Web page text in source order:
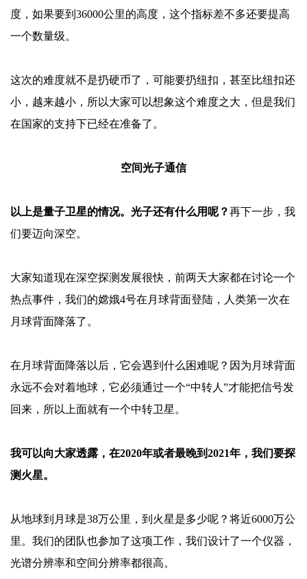
度，如果要到36000公里的高度，这个指标差不多还要提高
一个数量级。
这次的难度就不是扔硬币了，可能要扔纽扣，甚至比纽扣还
小，越来越小，所以大家可以想象这个难度之大，但是我们
在国家的支持下已经在准备了。
空间光子通信
以上是量子卫星的情况。光子还有什么用呢？再下一步，我
们要迈向深空。
大家知道现在深空探测发展很快，前两天大家都在讨论一个
热点事件，我们的嫦娥4号在月球背面登陆，人类第一次在
月球背面降落了。
在月球背面降落以后，它会遇到什么困难呢？因为月球背面
永远不会对着地球，它必须通过一个“中转人”才能把信号发
回来，所以上面就有一个中转卫星。
我可以向大家透露，在2020年或者最晚到2021年，我们要探
测火星。
从地球到月球是38万公里，到火星是多少呢？将近6000万公
里。我们的团队也参加了这项工作，我们设计了一个仪器，
光谱分辨率和空间分辨率都很高。